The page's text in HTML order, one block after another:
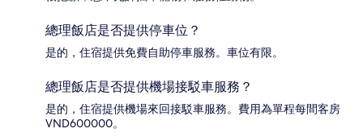
總理飯店是否提供停車位？
是的，住宿提供免費自助停車服務。車位有限。
總理飯店是否提供機場接駁車服務？
是的，住宿提供機場來回接駁車服務。費用為單程每間客房
VND600000。